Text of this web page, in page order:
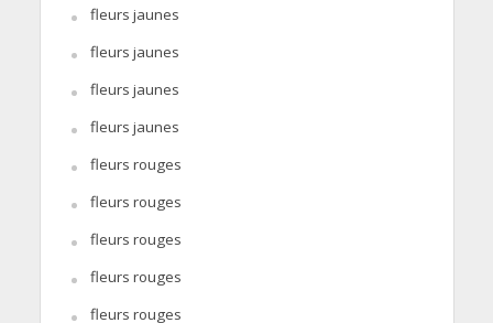
fleurs jaunes
fleurs jaunes
fleurs jaunes
fleurs jaunes
fleurs rouges
fleurs rouges
fleurs rouges
fleurs rouges
fleurs rouges